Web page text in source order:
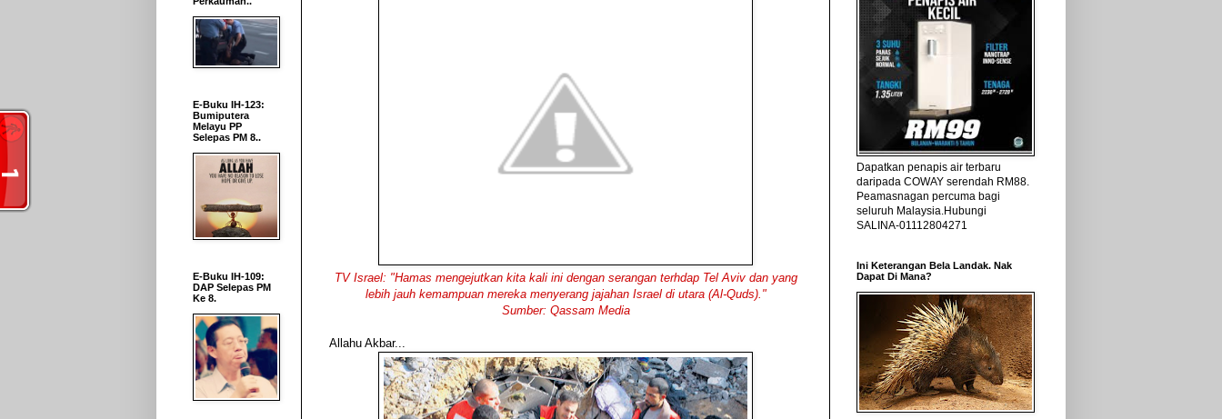
TV Israel: "Hamas mengejutkan kita kali ini dengan serangan terhdap Tel Aviv dan yang
lebih jauh kemampuan mereka menyerang jajahan Israel di utara (Al-Quds)."
Sumber: Qassam Media
Allahu Akbar...
E-Buku IH-123:
Bumiputera
Melayu PP
Selepas PM 8..
E-Buku IH-109:
DAP Selepas PM
Ke 8.
Dapatkan penapis air terbaru
daripada COWAY serendah RM88.
Peamasnagan percuma bagi
seluruh Malaysia.Hubungi
SALINA-01112804271
Ini Keterangan Bela Landak. Nak
Dapat Di Mana?